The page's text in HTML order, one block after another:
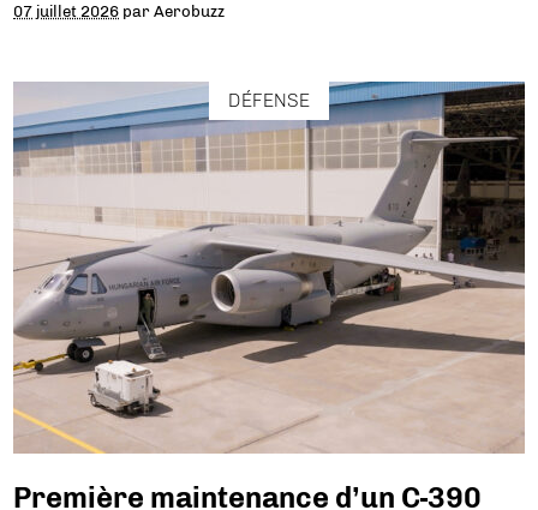
07 juillet 2026 parAerobuzz
DÉFENSE
Première maintenance d’un C-390